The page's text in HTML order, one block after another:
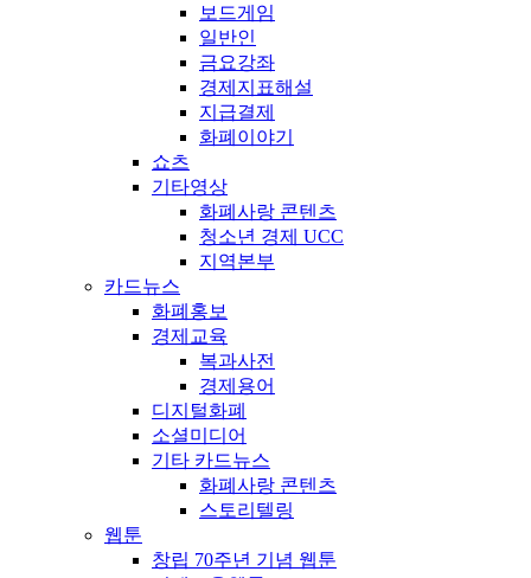
보드게임
일반인
금요강좌
경제지표해설
지급결제
화폐이야기
쇼츠
기타영상
화폐사랑 콘텐츠
청소년 경제 UCC
지역본부
카드뉴스
화폐홍보
경제교육
복과사전
경제용어
디지털화폐
소셜미디어
기타 카드뉴스
화폐사랑 콘텐츠
스토리텔링
웹툰
창립 70주년 기념 웹툰